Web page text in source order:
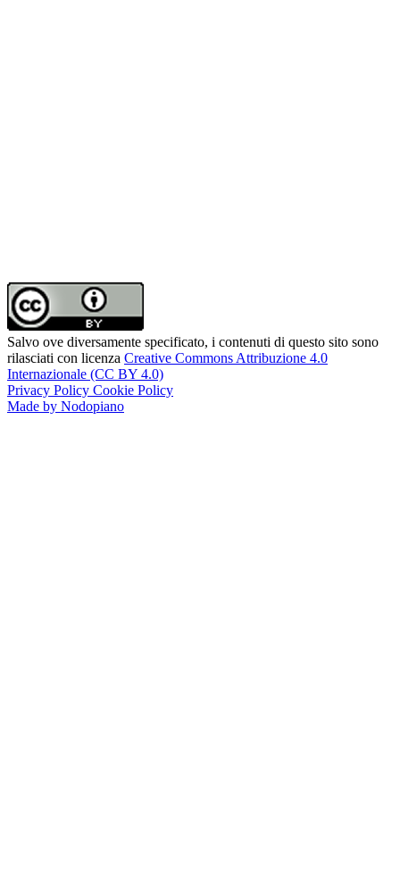
Salvo ove diversamente specificato, i contenuti di questo sito sono
rilasciati con licenza Creative Commons Attribuzione 4.0
Internazionale (CC BY 4.0)
Privacy Policy Cookie Policy
Made by Nodopiano